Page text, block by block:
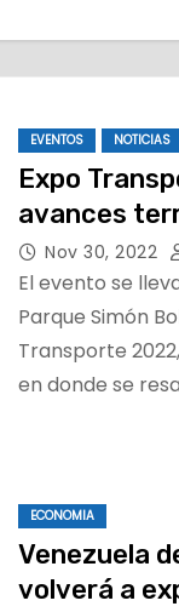
EVENTOS NOTICIAS
Expo
avances
Nov 30, 2022
El evento se
Parque Simón
Transporte
en donde se
ECONOMIA
Venezuela
volverá a